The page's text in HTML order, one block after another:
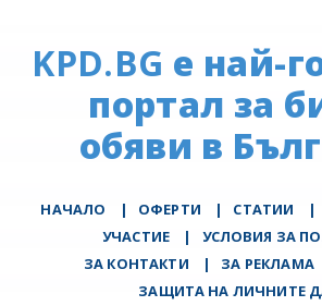
KPD.BG е най-
портал за
обяви в
НАЧАЛО | ОФЕРТИ | СТАТИИ |
УЧАСТИЕ
| УСЛОВИЯ ЗА
ЗА КОНТАКТИ
| ЗА РЕКЛАМА
ЗАЩИТА НА ЛИЧНИТЕ